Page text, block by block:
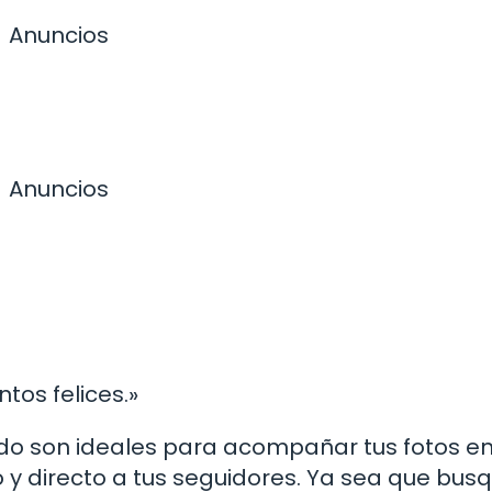
Anuncios
Anuncios
felices.»
son ideales para acompañar tus fotos
directo a tus seguidores. Ya sea que